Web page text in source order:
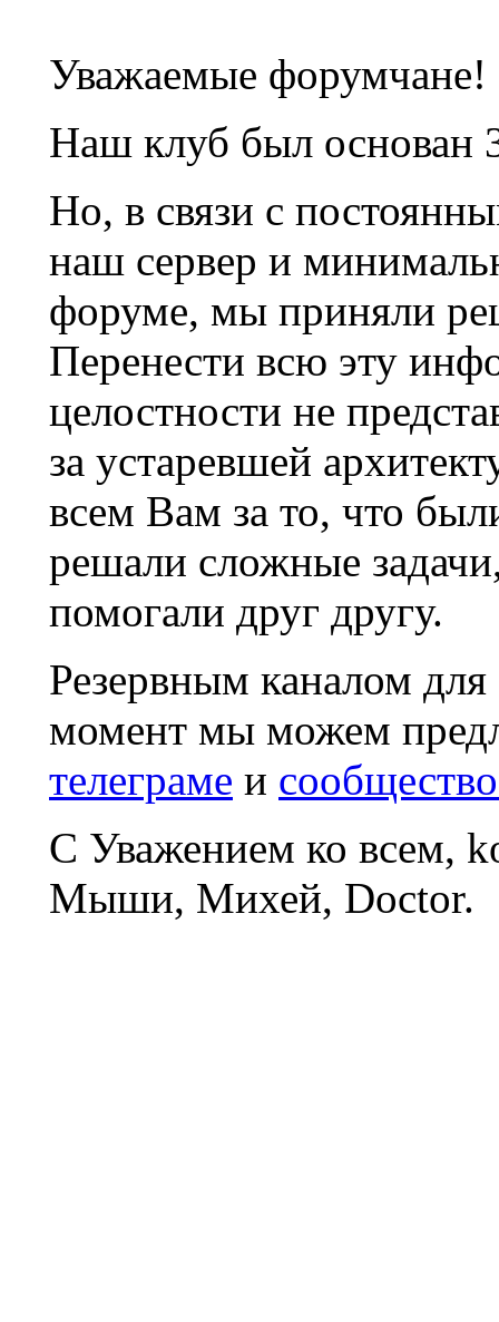
Уважаемые форумчане!
Наш клуб был основан
Но, в связи с
наш сервер и
форуме, мы приняли
Перенести всю эту
целостности не
за устаревшей
всем Вам за то, что
решали сложные
помогали друг другу.
Резервным каналом
момент мы можем
телеграме и
С Уважением ко всем,
Мыши, Михей, Doctor.